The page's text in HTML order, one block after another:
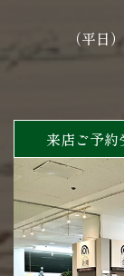
（平日
来店ご予約